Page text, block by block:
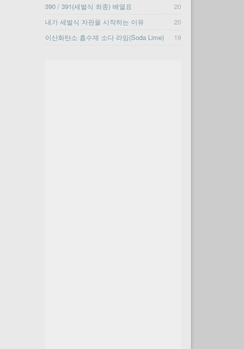
390 / 391(세벌식 최종) 배열표
20
내가 세벌식 자판을 시작하는 이유
20
이산화탄소 흡수제 소다 라임(Soda Lime)
19